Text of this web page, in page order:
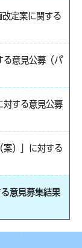
定案に関する
る意見公募（パ
対する意見公募
案）」に対する
意見募集結果